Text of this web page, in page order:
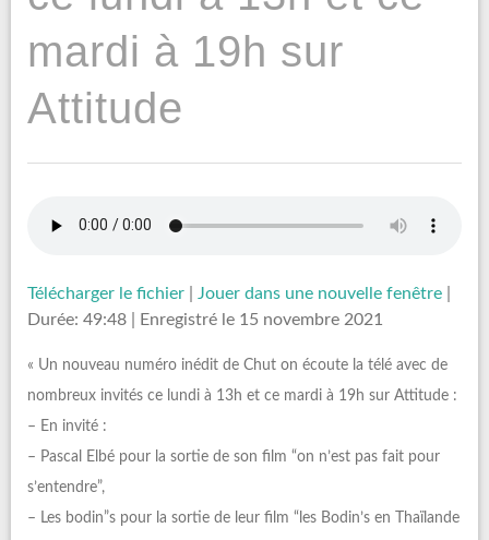
mardi à 19h sur
Attitude
Télécharger le fichier Jouer dans une nouvelle fenêtre
Durée: 49:48
Enregistré le 15 novembre 2021
« Un nouveau numéro inédit de Chut on écoute la télé avec de
nombreux invités ce lundi à 13h et ce mardi à 19h sur Attitude :
– En invité :
– Pascal Elbé pour la sortie de son film “on n’est pas fait pour
s’entendre”,
– Les bodin”s pour la sortie de leur film “les Bodin’s en Thaïlande